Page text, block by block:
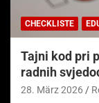
CHECKLISTE
Tajni kod pri
radnih
28. März 2026